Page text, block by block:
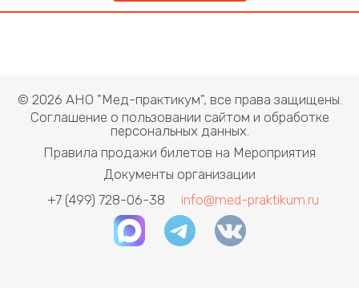
© 2026 АНО "Мед-практикум", все права защищены.
Соглашение о пользовании сайтом и обработке
персональных данных.
Правила продажи билетов на Мероприятия
Документы организации
+7 (499) 728-06-38
info@med-praktikum.ru